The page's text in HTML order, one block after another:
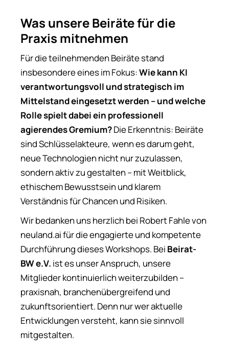
Was unsere Beiräte für die
Praxis mitnehmen
Für die teilnehmenden Beiräte stand
insbesondere eines im Fokus:Wie kann KI
verantwortungsvoll und strategisch im
Mittelstand eingesetzt werden – und welche
Rolle spielt dabei ein professionell
agierendes Gremium?Die Erkenntnis: Beiräte
sind Schlüsselakteure, wenn es darum geht,
neue Technologien nicht nur zuzulassen,
sondern aktiv zu gestalten – mit Weitblick,
ethischem Bewusstsein und klarem
Verständnis für Chancen und Risiken.
Wir bedanken uns herzlich bei Robert Fahle von
neuland.ai für die engagierte und kompetente
Durchführung dieses Workshops. Bei Beirat-
BW e.V. ist es unser Anspruch, unsere
Mitglieder kontinuierlich weiterzubilden –
praxisnah, branchenübergreifend und
zukunftsorientiert. Denn nur wer aktuelle
Entwicklungen versteht, kann sie sinnvoll
mitgestalten.